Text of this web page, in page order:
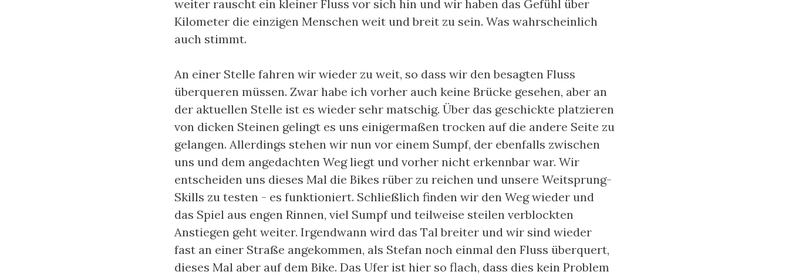
weiter rauscht ein kleiner Fluss vor sich hin und wir haben das Gefühl über
Kilometer die einzigen Menschen weit und breit zu sein. Was wahrscheinlich
auch stimmt.
An einer Stelle fahren wir wieder zu weit, so dass wir den besagten Fluss
überqueren müssen. Zwar habe ich vorher auch keine Brücke gesehen, aber an
der aktuellen Stelle ist es wieder sehr matschig. Über das geschickte platzieren
von dicken Steinen gelingt es uns einigermaßen trocken auf die andere Seite zu
gelangen. Allerdings stehen wir nun vor einem Sumpf, der ebenfalls zwischen
uns und dem angedachten Weg liegt und vorher nicht erkennbar war. Wir
entscheiden uns dieses Mal die Bikes rüber zu reichen und unsere Weitsprung-
Skills zu testen - es funktioniert. Schließlich finden wir den Weg wieder und
das Spiel aus engen Rinnen, viel Sumpf und teilweise steilen verblockten
Anstiegen geht weiter. Irgendwann wird das Tal breiter und wir sind wieder
fast an einer Straße angekommen, als Stefan noch einmal den Fluss überquert,
dieses Mal aber auf dem Bike. Das Ufer ist hier so flach, dass dies kein Problem